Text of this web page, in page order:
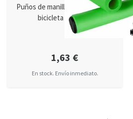
Puños de manillar de goma para
bicicleta Codex-U
1,63 €
En stock. Envío inmediato.